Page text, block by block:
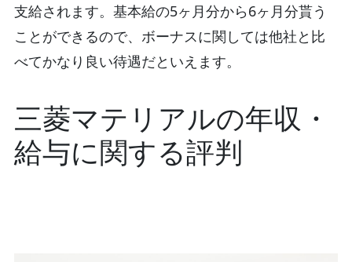
支給されます。基本給の5ヶ月分から6ヶ月分貰う
ことができるので、ボーナスに関しては他社と比
べてかなり良い待遇だといえます。
三菱マテリアルの年収・
給与に関する評判